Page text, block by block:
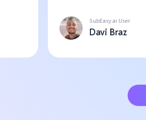
SubEasy.ai User
Davi Braz